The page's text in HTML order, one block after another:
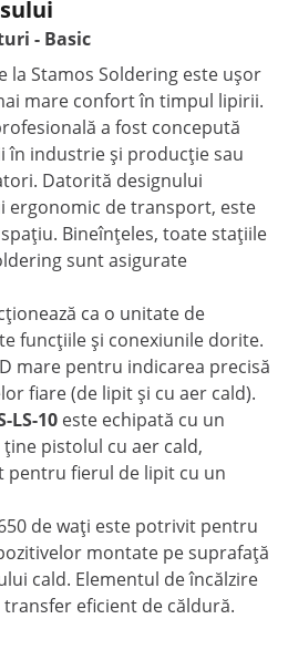
- Basic
la Stamos Soldering este ușor
mare confort în timpul lipirii.
a fost concepută
în industrie și producție sau
Datorită designului
ergonomic de transport, este
Bineînțeles, toate stațiile
sunt asigurate
ca o unitate de
funcțiile și conexiunile dorite.
mare pentru indicarea precisă
fiare (de lipit și cu aer cald).
LS-10 este echipată cu un
pistolul cu aer cald,
pentru fierul de lipit cu un
de wați este potrivit pentru
montate pe suprafață
cald. Elementul de încălzire
eficient de căldură.